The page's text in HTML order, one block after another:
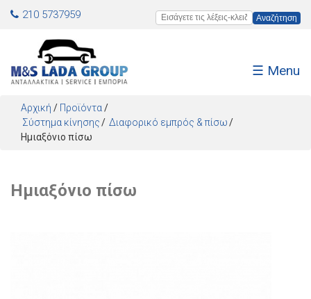
Jump to navigation
210 5737959 Εισάγετε τις λέξεις-κλειδιά
☰ Menu
Αρχική / Προϊόντα /
Σύστημα κίνησης
Διαφορικό εμπρός & πίσω
Ημιαξόνιο πίσω
Ημιαξόνιο πίσω